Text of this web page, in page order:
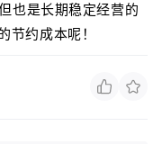
也是长期稳定经营的
节约成本呢！